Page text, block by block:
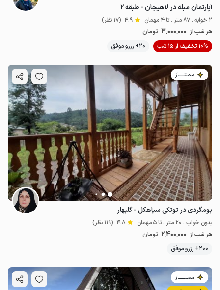
آپارتمان مبله در لاهیجان - طبقه ۲
2 خوابه . 87 متر . تا 4 مهمان 4.9 (17 نظر)
هر شب از 3٬000٬000 تومان
10% تخفیف از 15 شب
20+ رزرو موفق
مـمـتــــــاز
بومگردی در توتکی سیاهکل - گلبهار
بدون خواب . 20 متر . تا 5 مهمان 4.8 (119 نظر)
هر شب از 2٬400٬000 تومان
200+ رزرو موفق
مـمـتــــــاز